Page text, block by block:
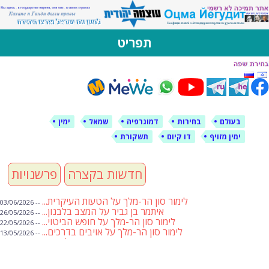
לימין עוצמה יהודית
אתר תמיכה ברוסית ובעברית
תפריט
דילוג
לתוכן
בעולם בחירות דמוגרפיה שמאל
ימין
ימין מזויף
דו קיום תשקורת
פרשנויות חדשות בקצרה
לימור סון הר-מלך על הטעות העיקרית... -- 03/06/2026
איתמר בן גביר על המצב בלבנון... -- 26/05/2026
לימור סון הר-מלך על חופש הביטוי... -- 22/05/2026
לימור סון הר-מלך על אויבים בדרכים... -- 13/05/2026
שבועת אמונים לדעאש